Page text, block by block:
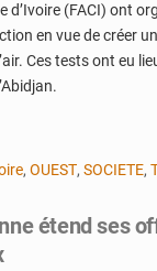
d’Ivoire (FACI) ont
en vue de créer
Ces tests ont eu
, OUEST, SOCIETE,
étend ses